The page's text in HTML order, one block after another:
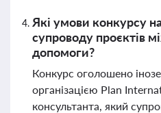
Які умови конкурсу
супроводу проєктів
допомоги?
Конкурс оголошено
організацією Plan
консультанта, який